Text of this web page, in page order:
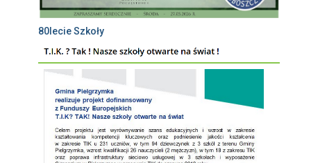
80lecie Szkoły